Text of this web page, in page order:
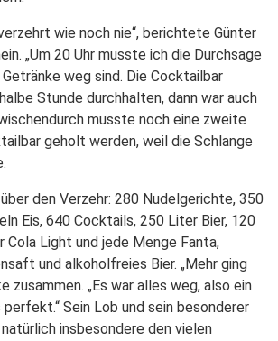
wie noch nie“, berichtete Günter
„Um 20 Uhr musste ich die Durchsage
weg sind. Die Cocktailbar
Stunde durchhalten, dann war auch
musste noch eine zweite
geholt werden, weil die Schlange
den Verzehr: 280 Nudelgerichte, 350
Eis, 640 Cocktails, 250 Liter Bier, 120
Cola Light und jede Menge Fanta,
und alkoholfreies Bier. „Mehr ging
zusammen. „Es war alles weg, also ein
Sein Lob und sein besonderer
insbesondere den vielen